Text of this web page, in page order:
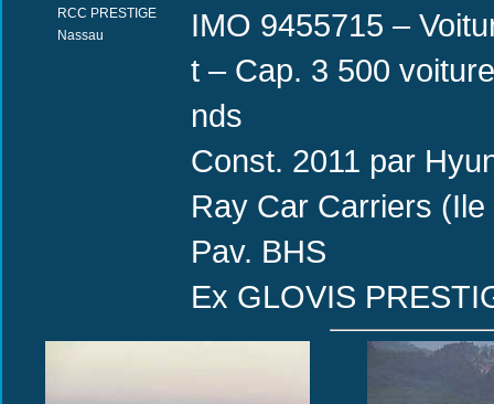
RCC PRESTIGE
Nassau
IMO 9455715 –
t – Cap. 3 500
nds
Const. 2011 par
Ray Car Carriers
Pav. BHS
Ex GLOVIS